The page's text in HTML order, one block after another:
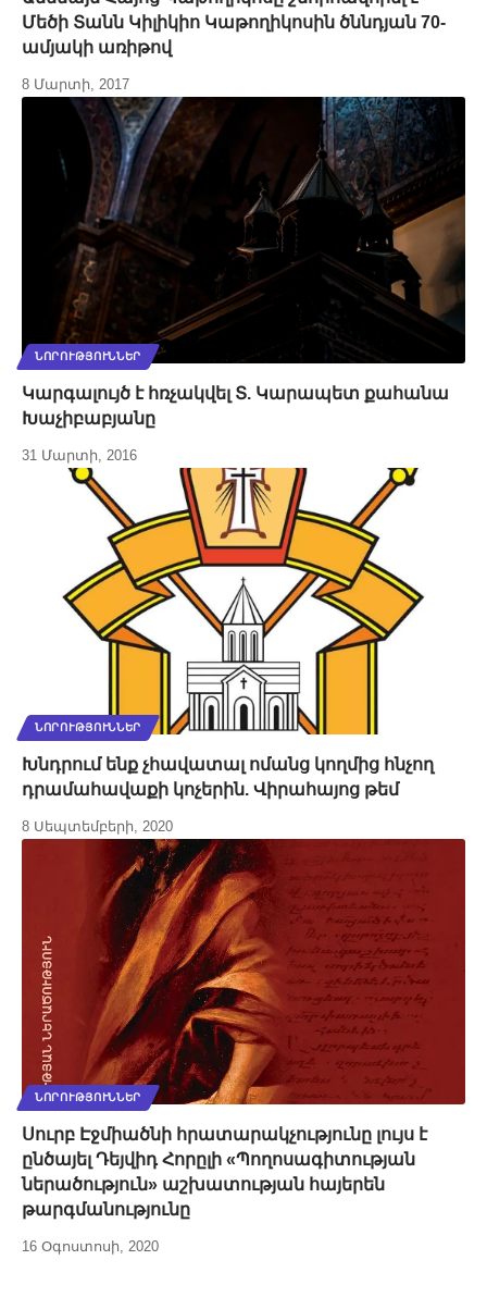
Մեծի Տանն Կիլիկիո Կաթողիկոսին ծննդյան 70-
ամյակի առիթով
8 Մարտի, 2017
ՆՈՐՈՒԹՅՈՒՆՆԵՐ
Կարգալույծ է հռչակվել Տ. Կարապետ քահանա
Խաչիբաբյանը
31 Մարտի, 2016
ՆՈՐՈՒԹՅՈՒՆՆԵՐ
Խնդրում ենք չհավատալ ոմանց կողմից հնչող
դրամահավաքի կոչերին. Վիրահայոց թեմ
8 Սեպտեմբերի, 2020
ՆՈՐՈՒԹՅՈՒՆՆԵՐ
Սուրբ Էջմիածնի հրատարակչությունը լույս է
ընծայել Դեյվիդ Հորըլի «Պողոսագիտության
ներածություն» աշխատության հայերեն
թարգմանությունը
16 Օգոստոսի, 2020